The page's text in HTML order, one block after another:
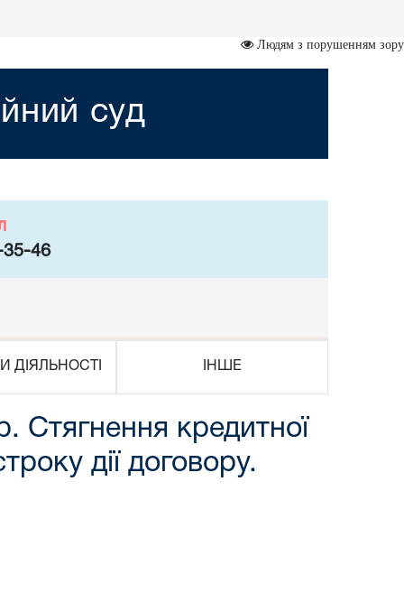
Людям з порушенням зору
суд
35-46
ДІЯЛЬНОСТІ ІНШЕ
кредитної
дії договору.